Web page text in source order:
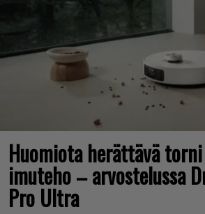
Huomiota herättävä
imuteho – arvostelussa
Pro Ultra